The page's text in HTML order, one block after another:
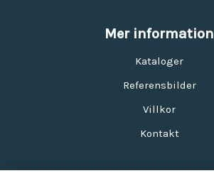
Mer information
Kataloger
Referensbilder
Villkor
Kontakt